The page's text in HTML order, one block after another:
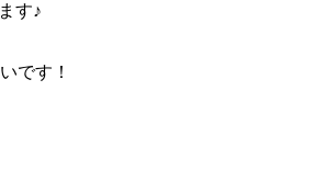
す♪
です！